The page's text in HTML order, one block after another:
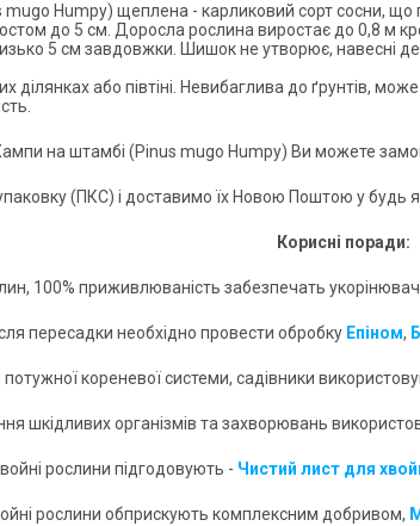
mugo Humpy) щеплена - карликовий сорт сосни,
до 5 см. Доросла рослина виростає до 0,8 м
5 см завдовжки. Шишок не утворює, навесні
ділянках або півтіні. Невибаглива до ґрунтів,
на штамбі (Pinus mugo Humpy) Ви можете
(ПКС) і доставимо їх Новою Поштою у будь
Корисні поради:
100% приживлюваність забезпечать
пересадки необхідно провести обробку Епіном,
кореневої системи, садівники
шкідливих організмів та захворювань
рослини підгодовують - Чистий лист для
рослини обприскують комплексним добривом,